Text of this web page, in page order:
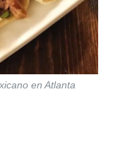
en Atlanta